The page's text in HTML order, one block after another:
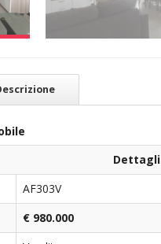
Dettagli
AF303V
€ 980.000